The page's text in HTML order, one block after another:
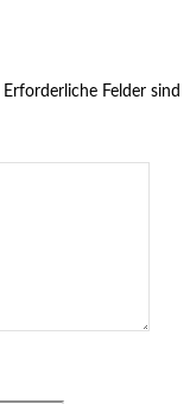
Erforderliche Felder sind